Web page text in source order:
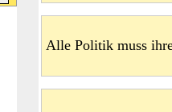
Alle Politik muss